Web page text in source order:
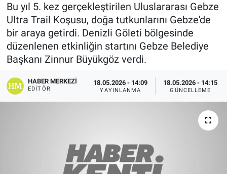
Bu yıl 5. kez gerçekleştirilen Uluslararası Gebze
Ultra Trail Koşusu, doğa tutkunlarını Gebze'de
bir araya getirdi. Denizli Göleti bölgesinde
düzenlenen etkinliğin startını Gebze Belediye
Başkanı Zinnur Büyükgöz verdi.
HABER MERKEZI
EDITÖR
18.05.2026 - 14:09
YAYINLANMA
18.05.2026 - 14:15
GÜNCELLEME